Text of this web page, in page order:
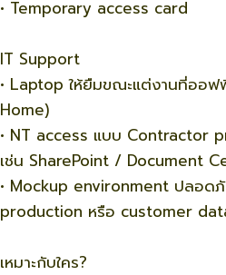
• Temporary access card
IT Support
• Laptop ให้ยืมขณะแต่งานที่ออ
Home)
• NT access แบบ Contractor
เช่น SharePoint / Document
• Mockup environment ปลอดภั
production หรือ customer
เหมาะกับใคร?